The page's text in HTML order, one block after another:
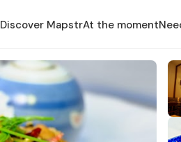
Discover MapstrAt the moment